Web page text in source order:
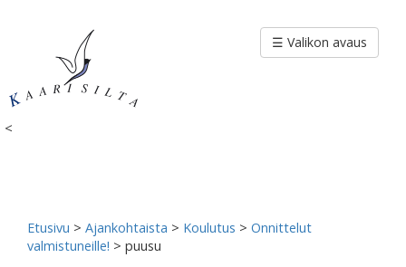
<
☰ Valikon avaus
Etusivu > Ajankohtaista > Koulutus > Onnittelut
valmistuneille! > puusu